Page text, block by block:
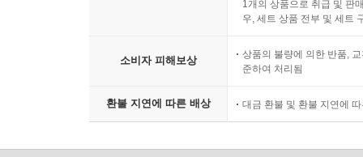
1개의 상품으로 취급 및 판
우, 세트 상품 전부 및 세트
소비자 피해보상
상품의 불량에 의한 반품,
준하여 처리됨
환불 지연에 따른 배상 대금 환불 및 환불 지연에